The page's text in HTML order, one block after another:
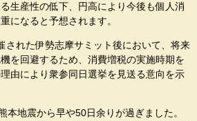
生産性の低下、円高により今後も個人消
になると予想されます。
れた伊勢志摩サミット後において、将来
を回避するため、消費増税の実施時期を
由により衆参同日選挙を見送る意向を示
地震から早や50日余りが過ぎました。